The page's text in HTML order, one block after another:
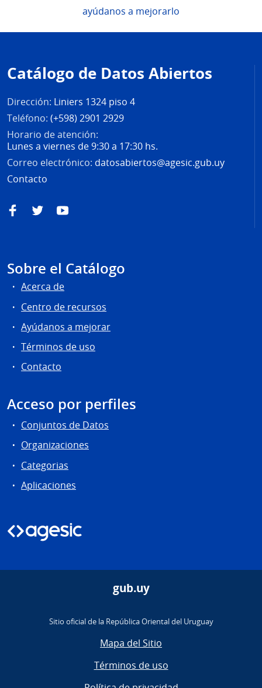
ayúdanos a mejorarlo
de
página
Catálogo de Datos Abiertos
Dirección: Liniers 1324 piso 4
Teléfono: (+598) 2901 2929
Horario de atención:
Lunes a viernes de 9:30 a 17:30 hs.
Correo electrónico: datosabiertos@agesic.gub.uy
Contacto
FacebookTwitterYouTube
Sobre el Catálogo
Acerca de
Centro de recursos
Ayúdanos a mejorar
Términos de uso
Contacto
Acceso por perfiles
Conjuntos de Datos
Organizaciones
Categorias
Aplicaciones
gub.uy
Sitio oficial de la República Oriental del Uruguay
Mapa del Sitio
Términos de uso